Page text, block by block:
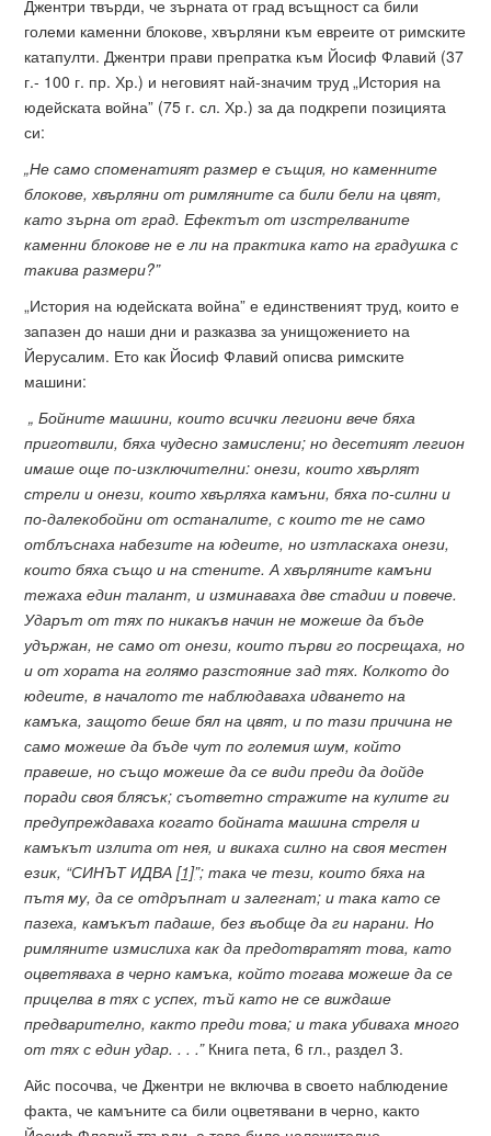
Джентри твърди, че зърната от град всъщност са били
големи каменни блокове, хвърляни към евреите от римските
катапулти. Джентри прави препратка към Йосиф Флавий (37
г.- 100 г. пр. Хр.) и неговият най-значим труд „История на
юдейската война” (75 г. сл. Хр.) за да подкрепи позицията
си:
„Не само споменатият размер е същия, но каменните
блокове, хвърляни от римляните са били бели на цвят,
като зърна от град. Ефектът от изстрелваните
каменни блокове не е ли на практика като на градушка с
такива размери?”
„История на юдейската война” е единственият труд, които е
запазен до наши дни и разказва за унищожението на
Йерусалим. Ето как Йосиф Флавий описва римските
машини:
„ Бойните машини, които всички легиони вече бяха
приготвили, бяха чудесно замислени; но десетият легион
имаше още по-изключителни: онези, които хвърлят
стрели и онези, които хвърляха камъни, бяха по-силни и
по-далекобойни от останалите, с които те не само
отблъснаха набезите на юдеите, но изтласкаха онези,
които бяха също и на стените. А хвърляните камъни
тежаха един талант, и изминаваха две стадии и повече.
Ударът от тях по никакъв начин не можеше да бъде
удържан, не само от онези, които първи го посрещаха, но
и от хората на голямо разстояние зад тях. Колкото до
юдеите, в началото те наблюдаваха идването на
камъка, защото беше бял на цвят, и по тази причина не
само можеше да бъде чут по големия шум, който
правеше, но също можеше да се види преди да дойде
поради своя блясък; съответно стражите на кулите ги
предупреждаваха когато бойната машина стреля и
камъкът излита от нея, и викаха силно на своя местен
език, “СИНЪТ ИДВА[1]”; така че тези, които бяха на
пътя му, да се отдръпнат и залегнат; и така като се
пазеха, камъкът падаше, без въобще да ги нарани. Но
римляните измислиха как да предотвратят това, като
оцветяваха в черно камъка, който тогава можеше да се
прицелва в тях с успех, тъй като не се виждаше
предварително, както преди това; и така убиваха много
от тях с един удар. . . .”Книга пета, 6 гл., раздел 3.
Айс посочва, че Джентри не включва в своето наблюдение
факта, че камъните са били оцветявани в черно, както